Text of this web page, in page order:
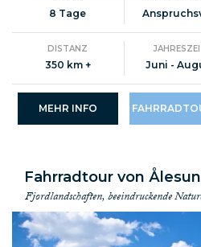
8 Tage
DISTANZ
350 km + Juni -
MEHR INFO
Fahrradtour von
Fjordlandschaften, beeindruckende